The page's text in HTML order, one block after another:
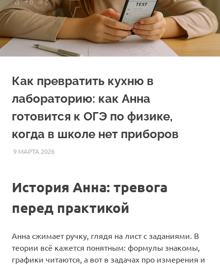
Как превратить кухню в
лабораторию: как Анна
готовится к ОГЭ по физике,
когда в школе нет приборов
9 МАРТА 2026FOREIGNSCHOOL
СТАТЬИ
История Анна: тревога
перед практикой
Анна сжимает ручку, глядя на лист с заданиями. В
теории всё кажется понятным: формулы знакомы,
графики читаются, а вот в задачах про измерения и